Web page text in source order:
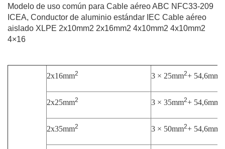
Modelo de uso común para Cable aéreo ABC NFC33-209
ICEA, Conductor de aluminio estándar IEC Cable aéreo
aislado XLPE 2x10mm2 2x16mm2 4x10mm2 4x10mm2
4×16
2x16mm2 3 × 25mm2+ 54,6mm
2x25mm2 3 × 35mm2+ 54,6mm
2x35mm2 3 × 50mm2+ 54,6mm